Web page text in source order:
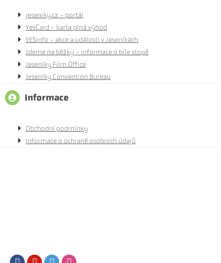
jeseniky.cz - portál
YesCard - karta plná výhod
YESinfo - akce a události v Jeseníkách
Jdeme na běžky - informace o bíle stopě
Jeseníky Film Office
Jeseníky Convention Bureau
Informace
Obchodní podmínky
Informace o ochraně osobních údajů